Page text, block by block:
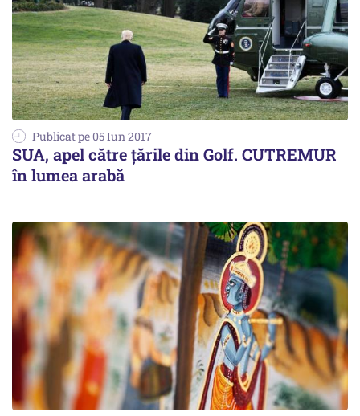
Publicat pe 05 Iun 2017
SUA, apel către țările din Golf. CUTREMUR
în lumea arabă